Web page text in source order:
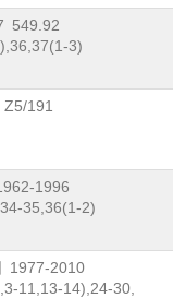
549.92
36, 37(1-3)
Z5/191
1996
34-35, 36(1-2)
1977-2010
3-11, 13-14), 24-30,